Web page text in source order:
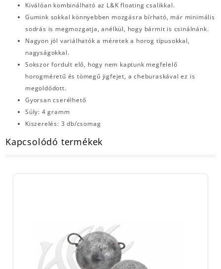
Kiválóan kombinálható az L&K floating csalikkal.
Gumink sokkal könnyebben mozgásra bírható, már minimális
sodrás is megmozgatja, anélkül, hogy bármit is csinálnánk.
Nagyon jól variálhatók a méretek a horog típusokkal,
nagyságokkal.
Sokszor fordult elő, hogy nem kaptunk megfelelő
horogméretű és tömegű jigfejet, a cheburaskával ez is
megoldódott.
Gyorsan cserélhető
Súly: 4 gramm
Kiszerelés: 3 db/csomag
Kapcsolódó termékek